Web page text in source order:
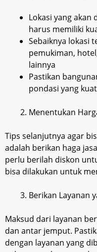
Lokasi yang
harus memiliki
Sebaiknya lokasi
pemukiman,
lainnya
Pastikan
pondasi yang
Menentukan
Tips selanjutnya agar
adalah berikan haga
perlu berilah diskon
bisa dilakukan untuk
Berikan Layanan
Maksud dari layanan
dan antar jemput.
dengan layanan yang